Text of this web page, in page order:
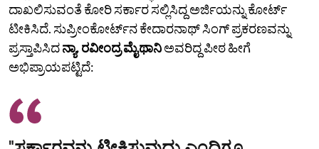
ದಾಖಲಿಸುವಂತೆ ಕೋರಿ ಸರ್ಕಾರ ಸಲ್ಲಿಸಿದ್ದ ಅರ್ಜಿಯನ್ನು ಕೋರ್ಟ್‌
ಟೀಕಿಸಿದೆ. ಸುಪ್ರೀಂಕೋರ್ಟ್‌ನ ಕೇದಾರನಾಥ್ ಸಿಂಗ್ ಪ್ರಕರಣವನ್ನು
ಪ್ರಸ್ತಾಪಿಸಿದನ್ಯಾ. ರವೀಂದ್ರ ಮೈಥಾನಿಅವರಿದ್ದ ಪೀಠ ಹೀಗೆ
ಅಭಿಪ್ರಾಯಪಟ್ಟಿದೆ: